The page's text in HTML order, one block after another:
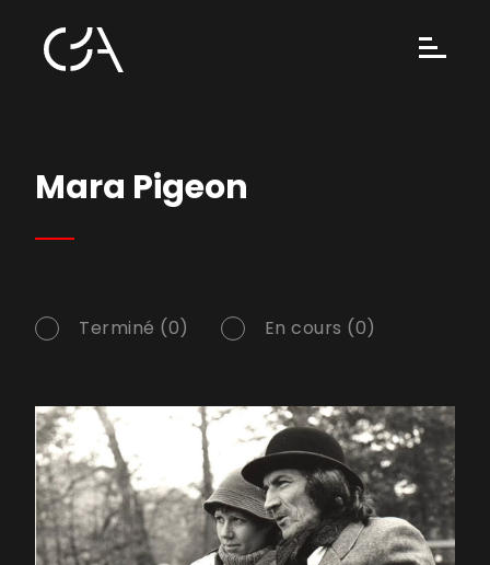
Mara Pigeon
Terminé (0) En cours (0)